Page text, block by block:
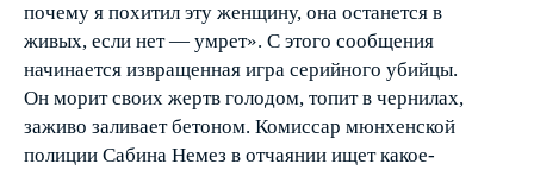
почему я похитил эту женщину, она останется в
живых, если нет — умрет». С этого сообщения
начинается извращенная игра серийного убийцы.
Он морит своих жертв голодом, топит в чернилах,
заживо заливает бетоном. Комиссар мюнхенской
полиции Сабина Немез в отчаянии ищет какое­